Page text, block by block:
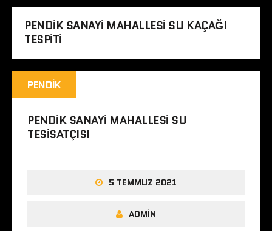
PENDIK SANAYI MAHALLESI SU KAÇAĞI
TESPITI
PENDIK
PENDIK SANAYI MAHALLESI SU
TESISATÇISI
5 TEMMUZ 2021
ADMIN